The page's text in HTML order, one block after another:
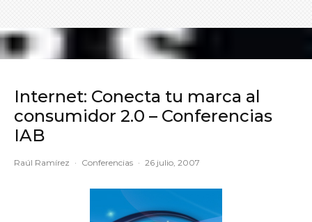
Internet: Conecta tu marca al
consumidor 2.0 – Conferencias
IAB
Raúl Ramírez · Conferencias · 26 julio, 2007